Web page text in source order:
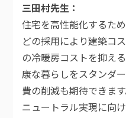
三田村先生
住宅を高性能化するた
どの採用により建築コ
の冷暖房コストを抑え
康な暮らしをスタンダ
費の削減も期待できま
ニュートラル実現に向